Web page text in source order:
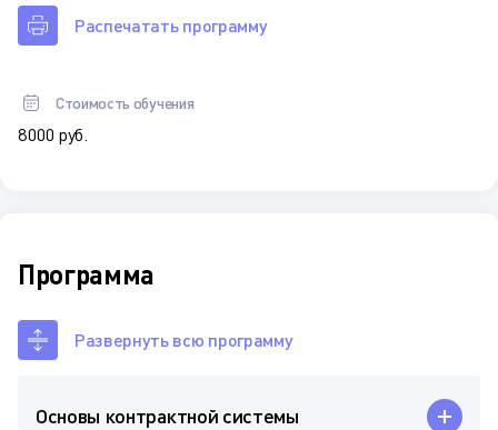
Распечатать программу
Стоимость обучения
8 000 руб.
Программа
Развернуть всю программу
Основы контрактной системы